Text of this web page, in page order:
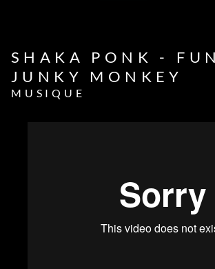
SHAKA PONK -
JUNKY MONKEY
MUSIQUE